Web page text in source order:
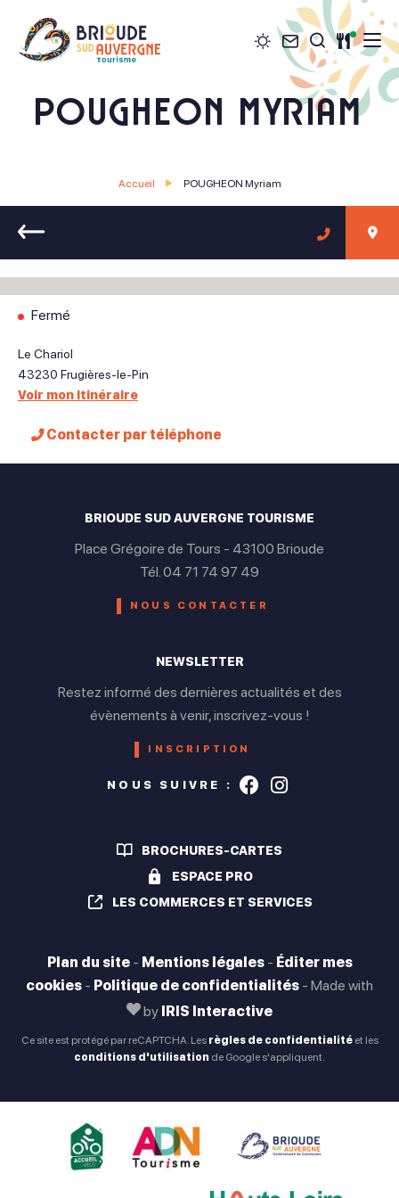
MétéoContact
Je
POUGHEON Myriam
Accueil POUGHEON Myriam
Retour
Fermé
Le Chariol
43230 Frugières-le-Pin
Voir mon itinéraire
Contacter par téléphone
BRIOUDE SUD AUVERGNE TOURISME
Place Grégoire de Tours - 43100 Brioude
Tél. 04 71 74 97 49
NOUS CONTACTER
NEWSLETTER
Restez informé des dernières actualités et des
évènements à venir, inscrivez-vous !
INSCRIPTION
NOUS SUIVRE : Suivez-nous
Suivez-
BROCHURES-CARTES
ESPACE PRO
LES COMMERCES ET SERVICES
Plan du site - Mentions légales - Éditer mes
cookies - Politique de confidentialités - Made with
by IRIS Interactive
Ce site est protégé par reCAPTCHA. Les règles de confidentialitéet les
conditions d'utilisation de Google s'appliquent.